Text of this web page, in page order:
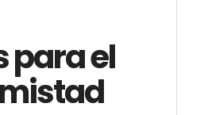
para el